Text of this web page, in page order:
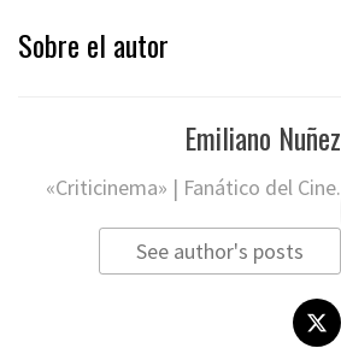
Sobre el autor
Emiliano Nuñez
«Criticinema» | Fanático del Cine.
See author's posts